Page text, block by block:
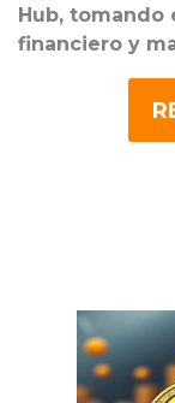
Hub,
financiero y